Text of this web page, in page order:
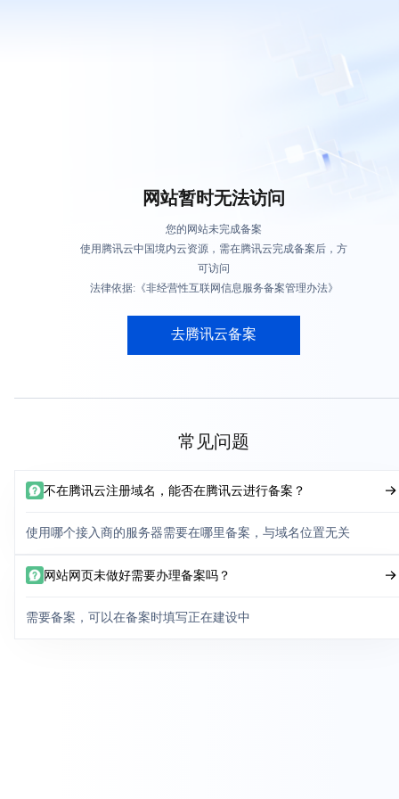
网站暂时无法访问
您的网站未完成备案
使用腾讯云中国境内云资源，需在腾讯云完成备案后，方
可访问
法律依据:《非经营性互联网信息服务备案管理办法》
去腾讯云备案
常见问题
不在腾讯云注册域名，能否在腾讯云进行备案？
使用哪个接入商的服务器需要在哪里备案，与域名位置无关
网站网页未做好需要办理备案吗？
需要备案，可以在备案时填写正在建设中